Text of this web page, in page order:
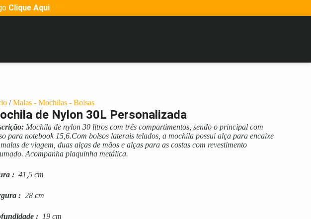
Clique Aqui
/Malas - Mochilas - Bolsas
de Nylon 30L Personalizada
Mochila de nylon 30 litros com três compartimentos, sendo o principal com
para notebook 15,6.Com bolsos laterais telados, a mochila possui alça para encaixe
de viagem, duas alças de mãos e alças para as costas com revestimento
Acompanha plaquinha metálica.
: 41,5 cm
: 28 cm
: 19 cm